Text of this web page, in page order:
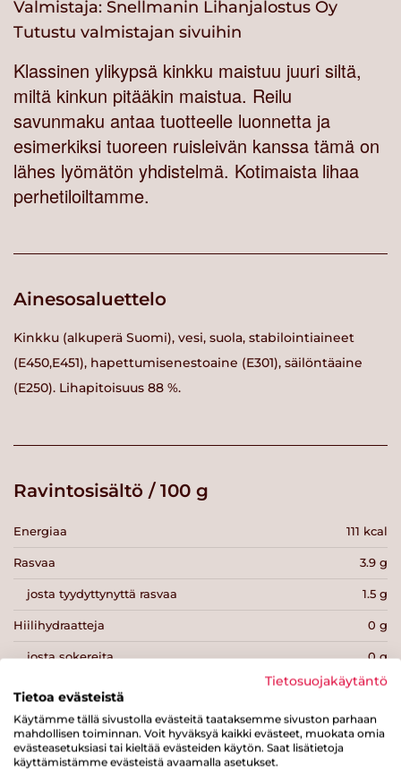
Valmistaja: Snellmanin Lihanjalostus Oy
Tutustu valmistajan sivuihin
Klassinen ylikypsä kinkku maistuu juuri siltä,
miltä kinkun pitääkin maistua. Reilu
savunmaku antaa tuotteelle luonnetta ja
esimerkiksi tuoreen ruisleivän kanssa tämä on
lähes lyömätön yhdistelmä. Kotimaista lihaa
perhetiloiltamme.
Ainesosaluettelo
Kinkku (alkuperä Suomi), vesi, suola, stabilointiaineet
(E450,E451), hapettumisenestoaine (E301), säilöntäaine
(E250). Lihapitoisuus 88 %.
Ravintosisältö / 100 g
Energiaa 111 kcal
Rasvaa 3.9 g
josta tyydyttynyttä rasvaa 1.5 g
Hiilihydraatteja 0 g
josta sokereita 0 g
0 g
Proteiinia 19 g
Suolaa
Tietosuojakäytäntö
Tietoa evästeistä
Käytämme tällä sivustolla evästeitä taataksemme sivuston parhaan
mahdollisen toiminnan. Voit hyväksyä kaikki evästeet, muokata omia
evästeasetuksiasi tai kieltää evästeiden käytön. Saat lisätietoja
käyttämistämme evästeistä avaamalla asetukset.